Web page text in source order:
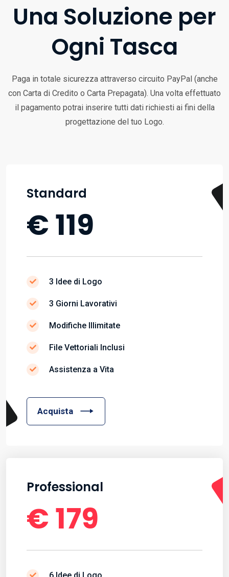
Una Soluzione per
Ogni Tasca
Paga in totale sicurezza attraverso circuito PayPal (anche
con Carta di Credito o Carta Prepagata). Una volta effettuato
il pagamento potrai inserire tutti dati richiesti ai fini della
progettazione del tuo Logo.
Standard
€ 119
3 Idee di Logo
3 Giorni Lavorativi
Modifiche Illimitate
File Vettoriali Inclusi
Assistenza a Vita
Acquista
Professional
€ 179
6 Idee di Logo